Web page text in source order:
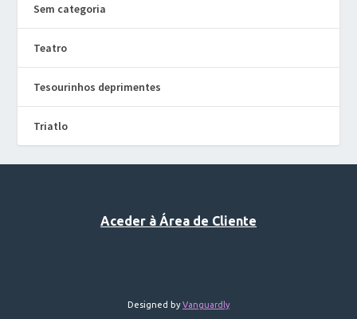
Sem categoria
Teatro
Tesourinhos deprimentes
Triatlo
Aceder à Área de Cliente
Designed byVanguardly